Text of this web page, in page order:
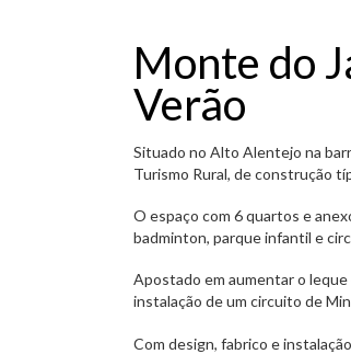
Monte do
Verão
Situado no Alto Alentejo na
Turismo Rural, de construção
O espaço com 6 quartos e
badminton, parque infantil e
Apostado em aumentar o
instalação de um circuito de
Com design, fabrico e